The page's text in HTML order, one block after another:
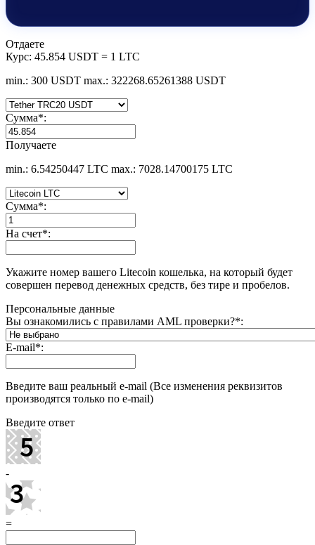
Отдаете
Курс: 45.854 USDT = 1 LTC
min.: 300 USDT max.: 322268.65261388 USDT
Сумма*:
Получаете
min.: 6.54250447 LTC max.: 7028.14700175 LTC
Сумма*:
На счет*:
Укажите номер вашего Litecoin кошелька, на который будет
совершен перевод денежных средств, без тире и пробелов.
Персональные данные
Вы ознакомились с правилами AML проверки?*:
E-mail*:
Введите ваш реальный e-mail (Все изменения реквизитов
производятся только по e-mail)
Введите ответ
-
=